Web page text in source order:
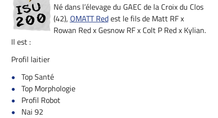
Né dans l’élevage du GAEC de la Croix du Clos
(42), OMATT Redest le fils de Matt RF x
Rowan Red x Gesnow RF x Colt P Red x Kylian.
Il est :
Profil laitier
Top Santé
Top Morphologie
Profil Robot
Nai 92